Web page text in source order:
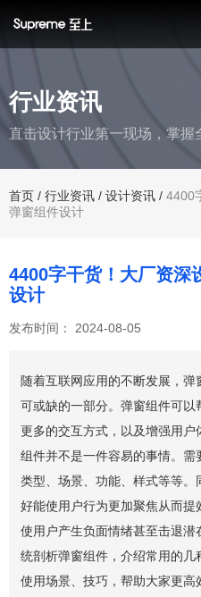
行业资讯
直击设计行业第一现场，掌握
首页 / 行业资讯 / 设计资讯 / 4400
弹窗组件设计
4400字干货！大厂资深
设计
发布时间： 2024-08-05
随着互联网应用的不断发展，
可或缺的一部分。弹窗组件可
更多的交互方式，以及增强用
组件并不是一件容易的事情。
类型、场景、功能、样式等等
好能使用户行为更加聚焦从而
使用户产生负面情绪甚至击退
统剖析弹窗组件，介绍常用的
使用场景、技巧，帮助大家更